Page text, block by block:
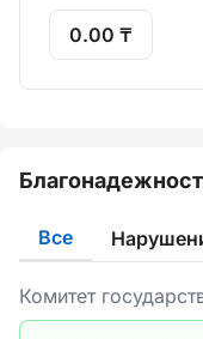
0.00 ₸
Все
Комитет